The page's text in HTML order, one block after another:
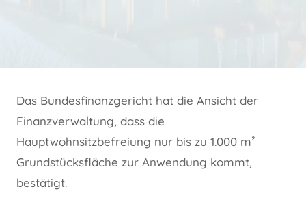
Das Bundesfinanzgericht hat die Ansicht der
Finanzverwaltung, dass die
Hauptwohnsitzbefreiung nur bis zu 1.000 m²
Grundstücksfläche zur Anwendung kommt,
bestätigt.